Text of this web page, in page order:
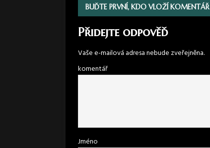
BUĎTE PRVNÍ, KDO VLOŽÍ KOMENTÁŘ
Přidejte odpověď
Vaše e-mailová adresa nebude zveřejněna.
komentář
Jméno